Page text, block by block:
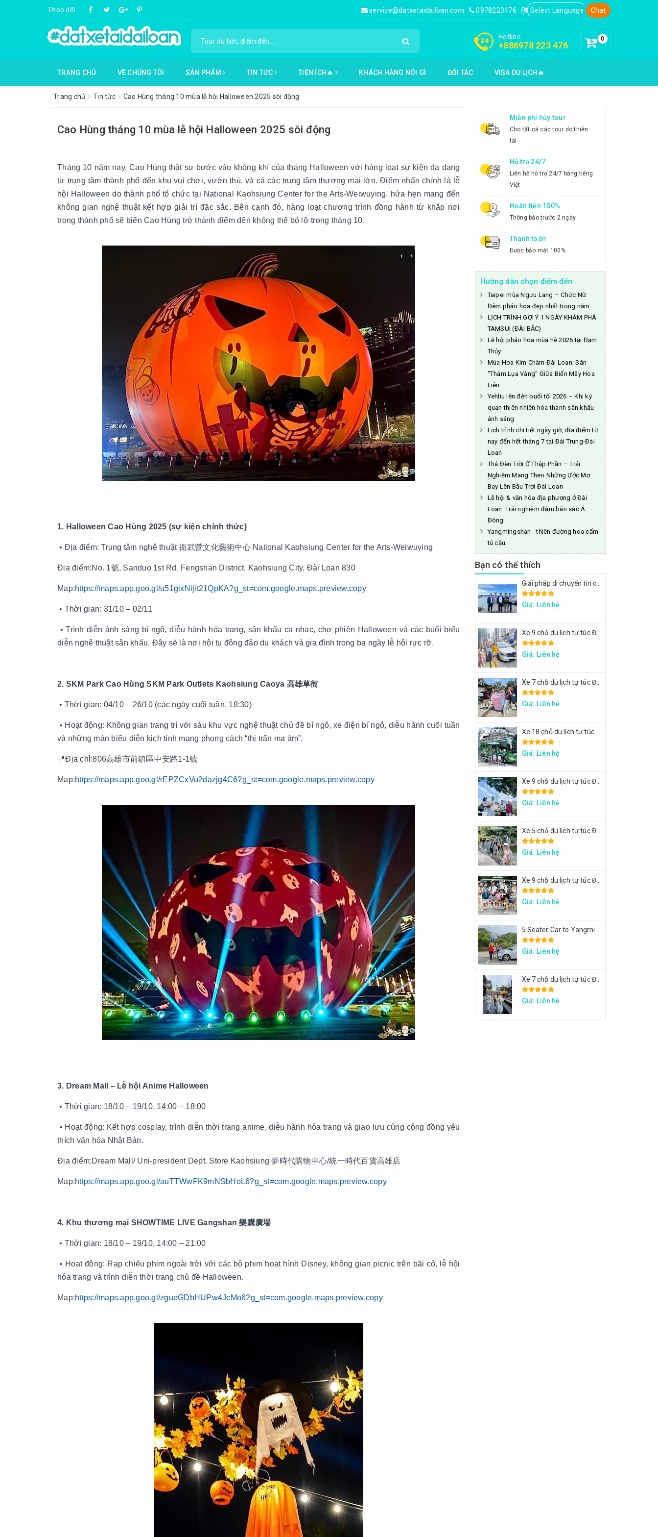
Theo dõi: service@datxetaidailoan.com 0978223476 Chat
0
Hotline
+886978 223 476
TRANG CHỦ VỀ CHÚNG TÔI SẢN PHẨM TIN TỨC TIỆN ÍCH🔥 KHÁCH HÀNG NÓI GÌ ĐỐI TÁC VISA DU LỊCH🔥
Trang chủ Tin tức Cao Hùng tháng 10 mùa lễ hội Halloween 2025 sôi động
Cao Hùng tháng 10 mùa lễ hội Halloween 2025 sôi động
Tháng 10 năm nay, Cao Hùng thật sự bước vào không khí của tháng Halloween với hàng loạt sự kiện đa dạng
từ trung tâm thành phố đến khu vui chơi, vườn thú, và cả các trung tâm thương mại lớn. Điểm nhấn chính là lễ
hội Halloween do thành phố tổ chức tại National Kaohsiung Center for the Arts-Weiwuying, hứa hẹn mang đến
không gian nghệ thuật kết hợp giải trí đặc sắc. Bên cạnh đó, hàng loạt chương trình đồng hành từ khắp nơi
trong thành phố sẽ biến Cao Hùng trở thành điểm đến không thể bỏ lỡ trong tháng 10.
1. Halloween Cao Hùng 2025 (sự kiện chính thức)
• Địa điểm: Trung tâm nghệ thuật 衛武營文化藝術中心 National Kaohsiung Center for the Arts-Weiwuying
Địa điểm:No. 1號, Sanduo 1st Rd, Fengshan District, Kaohsiung City, Đài Loan 830
Map:https://maps.app.goo.gl/u51gixNijit21QpKA?g_st=com.google.maps.preview.copy
• Thời gian: 31/10 – 02/11
• Trình diễn ánh sáng bí ngô, diễu hành hóa trang, sân khấu ca nhạc, chợ phiên Halloween và các buổi biểu
diễn nghệ thuật sân khấu. Đây sẽ là nơi hội tụ đông đảo du khách và gia đình trong ba ngày lễ hội rực rỡ.
2. SKM Park Cao Hùng SKM Park Outlets Kaohsiung Caoya 高雄草衙
• Thời gian: 04/10 – 26/10 (các ngày cuối tuần, 18:30)
• Hoạt động: Không gian trang trí với sáu khu vực nghệ thuật chủ đề bí ngô, xe điện bí ngô, diễu hành cuối tuần
và những màn biểu diễn kịch tính mang phong cách “thị trấn ma ám”.
📍Địa chỉ:806高雄市前鎮區中安路1-1號
Map:https://maps.app.goo.gl/rEPZCxVu2dazjg4C6?g_st=com.google.maps.preview.copy
3. Dream Mall – Lễ hội Anime Halloween
• Thời gian: 18/10 – 19/10, 14:00 – 18:00
• Hoạt động: Kết hợp cosplay, trình diễn thời trang anime, diễu hành hóa trang và giao lưu cùng cộng đồng yêu
thích văn hóa Nhật Bản.
Địa điểm:Dream Mall/ Uni-president Dept. Store Kaohsiung 夢時代購物中心/統一時代百貨高雄店
Map:https://maps.app.goo.gl/auTTWwFK9mNSbHoL6?g_st=com.google.maps.preview.copy
4. Khu thương mại SHOWTIME LIVE Gangshan 樂購廣場
• Thời gian: 18/10 – 19/10, 14:00 – 21:00
• Hoạt động: Rạp chiếu phim ngoài trời với các bộ phim hoạt hình Disney, không gian picnic trên bãi cỏ, lễ hội
hóa trang và trình diễn thời trang chủ đề Halloween.
Map:https://maps.app.goo.gl/zgueGDbHUPw4JcMo6?g_st=com.google.maps.preview.copy
Miễn phí hủy tour
Cho tất cả các tour do thiên
tai
Hỗ trợ 24/7
Liên hệ hỗ trợ 24/7 bằng tiếng
Việt
Hoàn tiền 100%
Thông báo trước 2 ngày
Thanh toán
Được bảo mật 100%
Hướng dẫn chọn điểm đến
Taipei mùa Ngưu Lang – Chức Nữ:
Đêm pháo hoa đẹp nhất trong năm
LỊCH TRÌNH GỢI Ý 1 NGÀY KHÁM PHÁ
TAMSUI (ĐÀI BẮC)
Lễ hội pháo hoa mùa hè 2026 tại Đạm
Thủy
Mùa Hoa Kim Châm Đài Loan: Săn
"Thảm Lụa Vàng" Giữa Biển Mây Hoa
Liên
Yehliu lên đèn buổi tối 2026 – Khi kỳ
quan thiên nhiên hóa thành sân khấu
ánh sáng
Lịch trình chi tiết ngày giờ, địa điểm từ
nay đến hết tháng 7 tại Đài Trung-Đài
Loan
Thả Đèn Trời Ở Thập Phần – Trải
Nghiệm Mang Theo Những Ước Mơ
Bay Lên Bầu Trời Đài Loan
Lễ hội & văn hóa địa phương ở Đài
Loan: Trải nghiệm đậm bản sắc Á
Đông
Yangmingshan - thiên đường hoa cẩm
tú cầu
Bạn có thể thích
Giá: Liên hệ
Giá: Liên hệ
Giá: Liên hệ
Giá: Liên hệ
Giá: Liên hệ
Giá: Liên hệ
Giá: Liên hệ
Giá: Liên hệ
Giá: Liên hệ